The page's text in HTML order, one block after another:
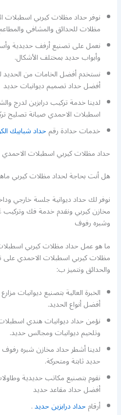
نوفر حداد مظلات كيربي
مظلات للحدائق والمشافي
نعمل على تصنيع أرفف حديدية
وأبواب حديد بمختلف الأشكال.
نستخدم أفضل الخامات من الحديد
أفضل حداد تصميم ديوانيات حديد
لدينا خدمة تركيب درابزين لدرج
اسطبلات الاحمدي صيانة تصليح
خدمات حدادة رقمحداد شبابيك
حداد مظلات كيربي اسطبلات الاحمدي
هل أنت بحاجة لحداد مظلات كيربي
نوفر لك حداد ديوانية جلسة خارجي
مخازن كيربي ونقدم خدمة فك
وشبره رفوف
ما هو عمل حداد مظلات كيربي
مظلات كيربي اسطبلات الاحمدي
والحدائق ونتميز ب:
الخبرة العالية بتصنيع ديوانيات
أفضل أنواع الحديد.
نؤمن حداد ديوانيات هندي
وتلحيم ديوانيات ومجالس حديد.
لدينا أشطر حداد مخازن شبره
حديد ثابتة ومتحركة.
نقوم بتصنيع مكاتب حديدية
أفضل حداد مقاعد حديد
أرقامحداد درابزين حديد.